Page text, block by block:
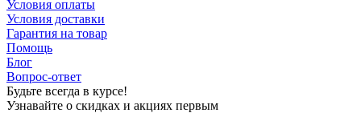
Условия оплаты
Условия доставки
Гарантия на товар
Помощь
Блог
Вопрос-ответ
Будьте всегда в курсе!
Узнавайте о скидках и акциях первым